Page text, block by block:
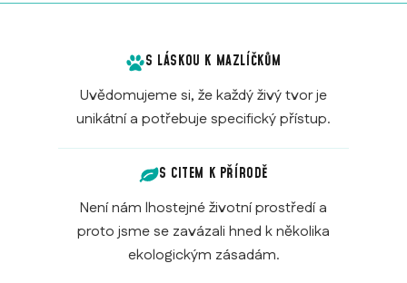
S LÁSKOU K MAZLÍČKŮM
Uvědomujeme si, že každý živý tvor je
unikátní a potřebuje specifický přístup.
S CITEM K PŘÍRODĚ
Není nám lhostejné životní prostředí a
proto jsme se zavázali hned k několika
ekologickým zásadám.